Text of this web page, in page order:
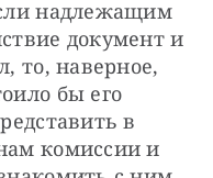
надлежащим
документ и
то, наверное,
бы его
в
комиссии и